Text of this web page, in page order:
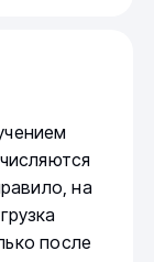
на
после